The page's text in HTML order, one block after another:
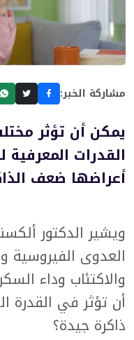
مشاركة الخبر:
يمكن أن تؤثر
القدرات
أعراضها ضعف
ويشير الدكتور
العدوى الفيروسية
والاكتئاب وداء
أن تؤثر في القدرة
ذاكرة جيدة؟